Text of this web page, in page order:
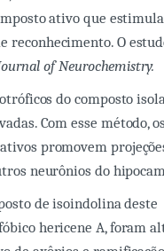
ativo que
reconhecimento. O
of Neurochemistry.
do composto
Com esse método, os
promovem
neurônios do
de isoindolina deste
hericene A, foram